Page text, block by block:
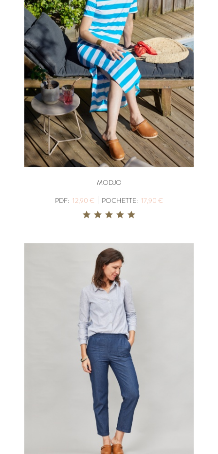
MODJO
PDF: 12,90 € | POCHETTE: 17,90 €